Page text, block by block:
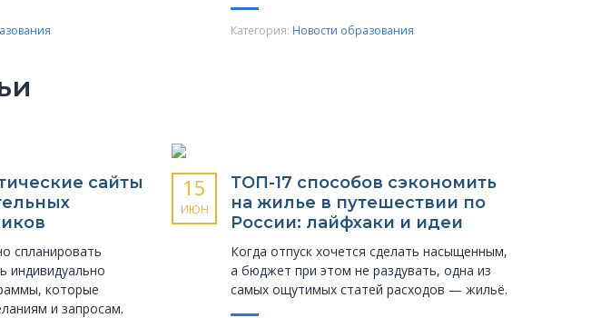
Категория: Новости образования
сайты
спланировать
индивидуально
которые
и запросам.
15
ИЮН
ТОП-17 способов сэкономить
на жилье в путешествии по
России: лайфхаки и идеи
Когда отпуск хочется сделать насыщенным,
а бюджет при этом не раздувать, одна из
самых ощутимых статей расходов — жильё.